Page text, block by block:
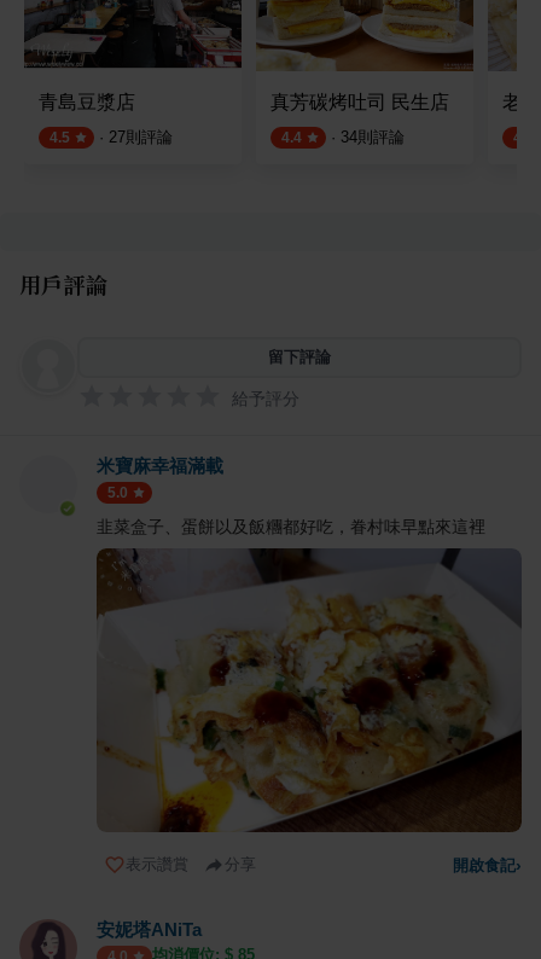
青島豆漿店
4.5 · 27則評論
真芳碳烤吐司 民生店
4.4 · 34則評論
老
4.6
用戶評論
留下評論
給予評分
米寶麻幸福滿載
5.0
韭菜盒子、蛋餅以及飯糰都好吃，眷村味早點來這裡
表示讚賞 分享 開啟食記›
安妮塔ANiTa
均消價位: $ 85